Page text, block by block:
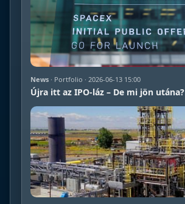
News · Portfolio · 2026-06-13 15:00
Újra itt az IPO-láz – De mi jön utána?